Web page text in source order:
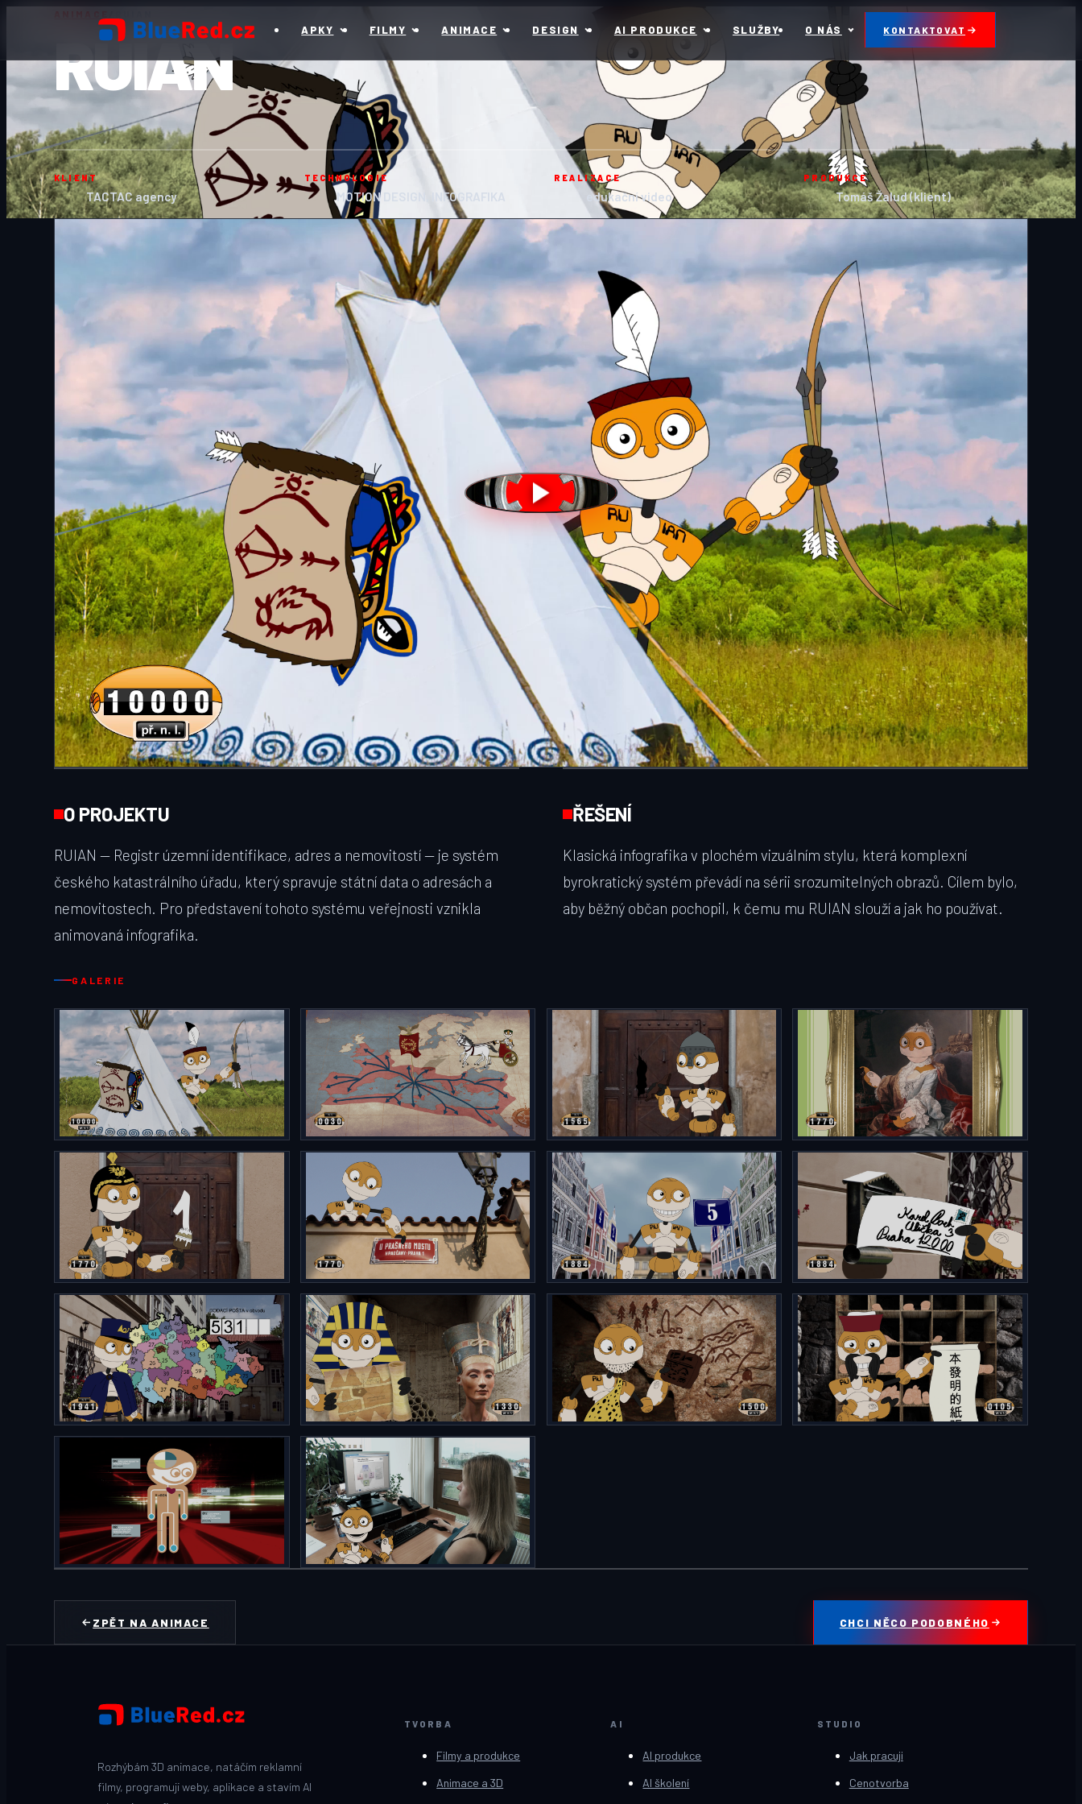
APKY FILMY ANIMACE DESIGN AI PRODUKCE SLUŽBY O NÁS KONTAKTOVAT
RUIAN
KLIENT
TACTAC agency
TECHNOLOGIE
MOTION DESIGN, INFOGRAFIKA
REALIZACE
edukační video
PRODUKCE
Tomáš Žalud (klient)
O PROJEKTU
RUIAN — Registr územní identifikace, adres a nemovitostí — je systém
českého katastrálního úřadu, který spravuje státní data o adresách a
nemovitostech. Pro představení tohoto systému veřejnosti vznikla
animovaná infografika.
ŘEŠENÍ
Klasická infografika v plochém vizuálním stylu, která komplexní
byrokratický systém převádí na sérii srozumitelných obrazů. Cílem bylo,
aby běžný občan pochopil, k čemu mu RUIAN slouží a jak ho používat.
GALERIE
ZPĚT NA ANIMACE CHCI NĚCO PODOBNÉHO
Rozhýbám 3D animace, natáčím reklamní
filmy, programuji weby, aplikace a stavím AI
TVORBA
Filmy a produkce
Animace a 3D
AI
AI produkce
AI školení
STUDIO
Jak pracuji
Cenotvorba